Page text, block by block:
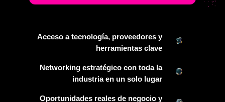
Acceso a tecnología, proveedores y
herramientas clave
Networking estratégico con toda la
industria en un solo lugar
Oportunidades reales de negocio y